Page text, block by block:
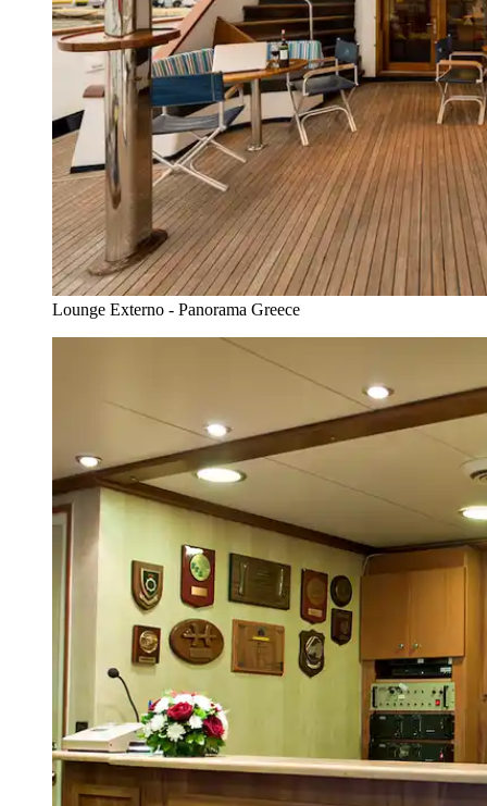
Lounge Externo - Panorama Greece